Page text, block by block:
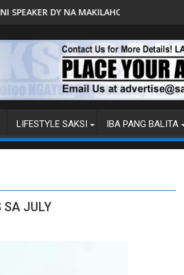
SA PAGBUO NG MGA BATAS
MALACAÑANG PINAAARAL
LIFESTYLE SAKSI IBA PANG BALITA
SA JULY